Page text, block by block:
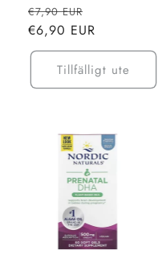
Normalt
pris
€7,90 EUR
pris
€6,90 EUR
Tillfälligt ute